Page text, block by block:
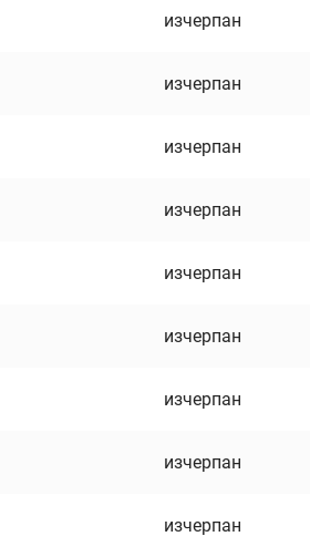
изчерпан
изчерпан
изчерпан
изчерпан
изчерпан
изчерпан
изчерпан
изчерпан
изчерпан